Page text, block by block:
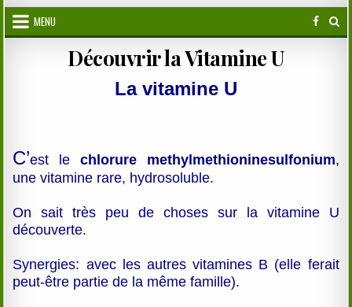
MENU
Découvrir la Vitamine U
La vitamine U
C’est le chlorure methylmethioninesulfonium,
une vitamine rare, hydrosoluble.
On sait très peu de choses sur la vitamine U
découverte.
Synergies: avec les autres vitamines B (elle ferait
peut-être partie de la même famille).